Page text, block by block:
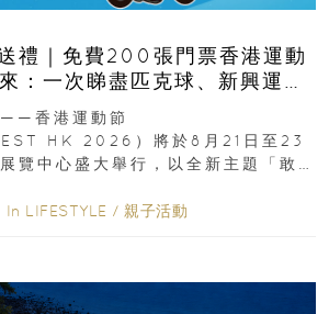
禮｜免費200張門票香港運動
：一次睇盡匹克球、新興運
百運動品牌展覽
——香港運動節
HK 2026）將於8月21日至23
覽中心盛大舉行，以全新主題「敢
In LIFESTYLE / 親子活動